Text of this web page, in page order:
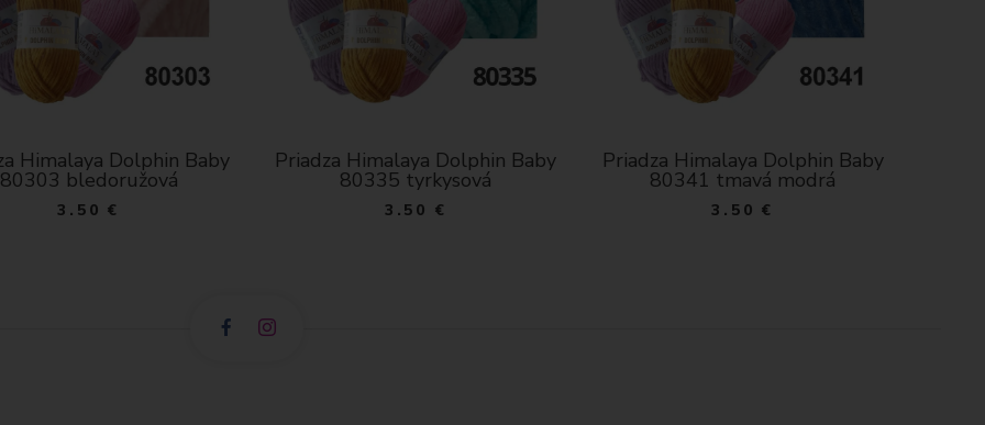
Himalaya Dolphin Baby
80335 tyrkysová
3.50 €
Priadza Himalaya Dolphin Baby
80341 tmavá modrá
3.50 €
Priadza Himalaya Dolphin Baby
80353 marhuľová
3.50 €